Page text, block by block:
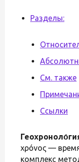
Разделы:
См. также
Ссылки
χρόνος —
комплекс